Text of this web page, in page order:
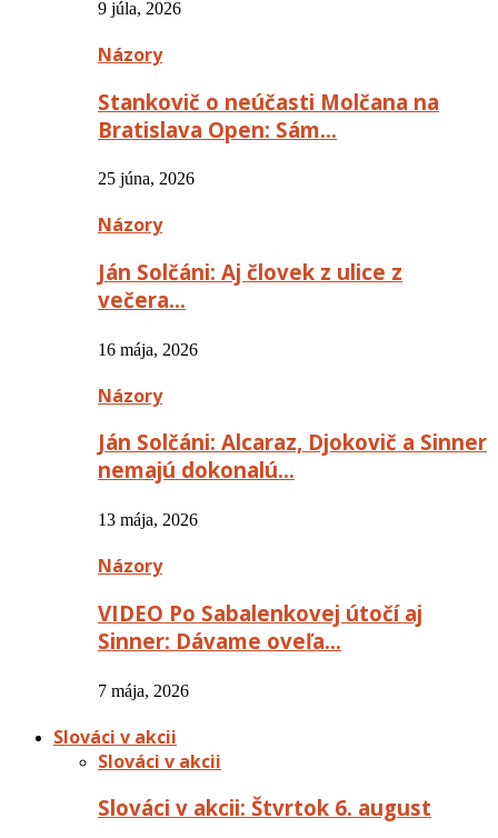
9 júla, 2026
Názory
Stankovič o neúčasti Molčana na
Bratislava Open: Sám…
25 júna, 2026
Názory
Ján Solčáni: Aj človek z ulice z
večera…
16 mája, 2026
Názory
Ján Solčáni: Alcaraz, Djokovič a Sinner
nemajú dokonalú…
13 mája, 2026
Názory
VIDEO Po Sabalenkovej útočí aj
Sinner: Dávame oveľa…
7 mája, 2026
Slováci v akcii
Slováci v akcii
Slováci v akcii: Štvrtok 6. august